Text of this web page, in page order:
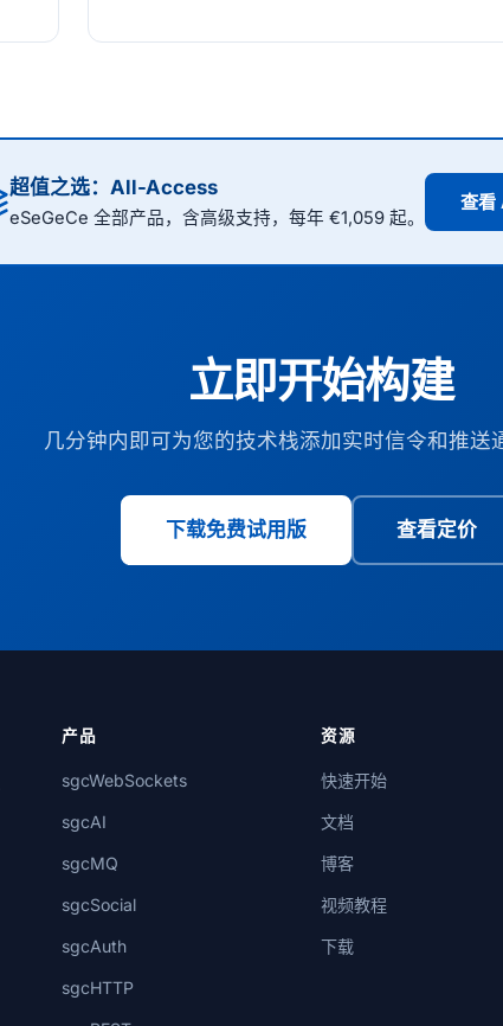
超值之选：All-Access
eSeGeCe 全部产品，含高级支持，每年 €1,059 起。
查看
立即开始构建
几分钟内即可为您的技术栈添加实时信令和推送
下载免费试用版 查看定价
产品
sgcWebSockets
sgcAI
sgcMQ
sgcSocial
sgcAuth
sgcHTTP
资源
快速开始
文档
博客
视频教程
下载